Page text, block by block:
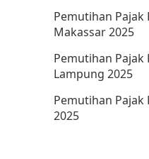
Pemutihan Pajak
Makassar 2025
Pemutihan Pajak
Lampung 2025
Pemutihan Pajak
2025